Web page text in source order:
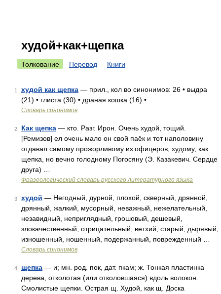
худой+как+щепка
Толкование Перевод Книги
1 худой как щепка — прил., кол во синонимов: 26 • выдра
(21) • глиста (30) • драная кошка (16) • …
Словарь синонимов
2 Как щепка — кто. Разг. Ирон. Очень худой, тощий.
[Ремизов] ел очень мало он свой паёк и тот наполовину
отдавал самому прожорливому из офицеров, худому, как
щепка, но вечно голодному Погосяну (Э. Казакевич. Сердце
друга) …
Фразеологический словарь русского литературного языка
3 худой — Негодный, дурной, плохой, скверный, дрянной,
дрянный, жалкий, мусорный, неважный, нежелательный,
незавидный, неприглядный, грошовый, дешевый,
злокачественный, отрицательный; ветхий, старый, дырявый,
изношенный, ношенный, подержанный, поврежденный …
Словарь синонимов
4 щепка — и; мн. род. пок, дат. пкам; ж. Тонкая пластинка
дерева, отколотая (или отколовшаяся) вдоль волокон.
Смолистые щепки. Острая щ. Худой, как щ. Доска